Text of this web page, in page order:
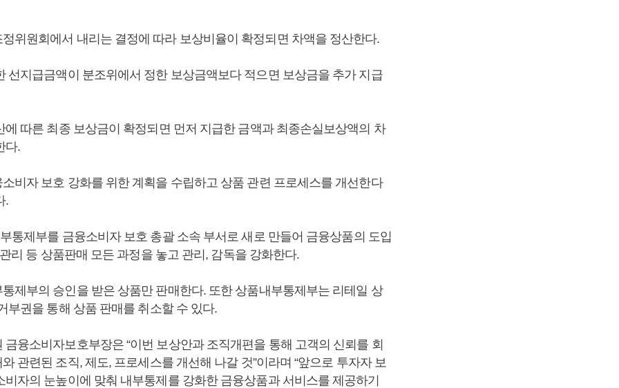
위원회에서 내리는 결정에 따라 보상비율이 확정되면 차액을 정산한다.
선지급금액이 분조위에서 정한 보상금액보다 적으면 보상금을 추가 지급
에 따른 최종 보상금이 확정되면 먼저 지급한 금액과 최종손실보상액의 차
다.
비자 보호 강화를 위한 계획을 수립하고 상품 관련 프로세스를 개선한다
.
통제부를 금융소비자 보호 총괄 소속 부서로 새로 만들어 금융상품의 도입
리 등 상품판매 모든 과정을 놓고 관리, 감독을 강화한다.
제부의 승인을 받은 상품만 판매한다. 또한 상품내부통제부는 리테일 상
부권을 통해 상품 판매를 취소할 수 있다.
금융소비자보호부장은 “이번 보상안과 조직개편을 통해 고객의 신뢰를 회
관련된 조직, 제도, 프로세스를 개선해 나갈 것”이라며 “앞으로 투자자 보
비자의 눈높이에 맞춰 내부통제를 강화한 금융상품과 서비스를 제공하기